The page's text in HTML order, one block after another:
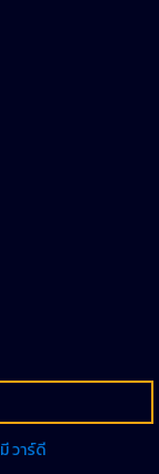
วาร์ดี้